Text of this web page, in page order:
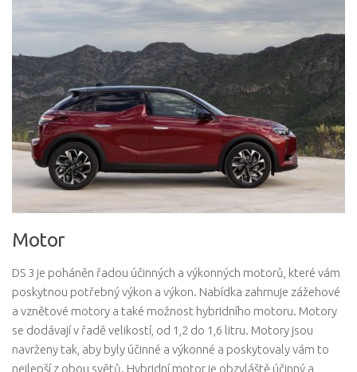
Motor
DS 3 je poháněn řadou účinných a výkonných motorů, které vám
poskytnou potřebný výkon a výkon. Nabídka zahrnuje zážehové
a vznětové motory a také možnost hybridního motoru. Motory
se dodávají v řadě velikostí, od 1,2 do 1,6 litru. Motory jsou
navrženy tak, aby byly účinné a výkonné a poskytovaly vám to
nejlepší z obou světů. Hybridní motor je obzvláště účinný a